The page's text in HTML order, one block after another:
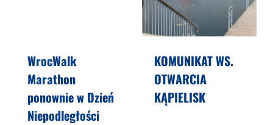
WrocWalk
Marathon
ponownie w Dzień
Niepodległości
KOMUNIKAT WS.
OTWARCIA
KĄPIELISK